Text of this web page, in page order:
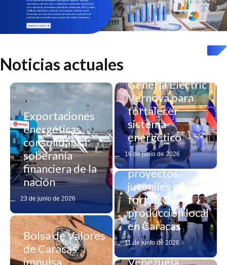
Noticias actuales
Exportaciones
energéticas
consolidan la
soberanía
financiera de la
nación
23 de junio de 2026
Bolsa de Valores
de Caracas
impulsa
General Electric
Vernova para
fortalecer
sistema
energético
16 de junio de 2026
Gobierno
impulsa
proyectos
juveniles que
fortalecen
producción local
en Caracas
11 de junio de 2026
Venezuela